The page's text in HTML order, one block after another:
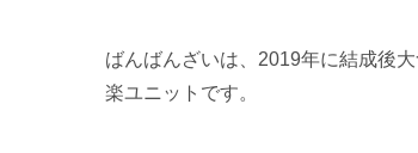
ばんばんざいは、2019年に結成後
楽ユニットです。